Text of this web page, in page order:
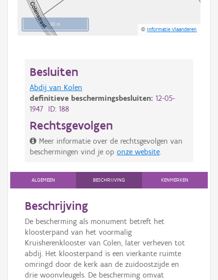
50 m
©Informatie Vlaanderen
Besluiten
Abdij van Kolen
definitieve beschermingsbesluiten: 12-05-
1947 ID: 188
Rechtsgevolgen
Meer informatie over de rechtsgevolgen van
beschermingen vind je op onze website
ALGEMEEN BESCHRIJVING KENMERKEN
Beschrijving
De bescherming als monument betreft het
kloosterpand van het voormalig
Kruisherenklooster van Colen, later verheven tot
abdij. Het kloosterpand is een vierkante ruimte
omringd door de kerk aan de zuidoostzijde en
drie woonvleugels. De bescherming omvat